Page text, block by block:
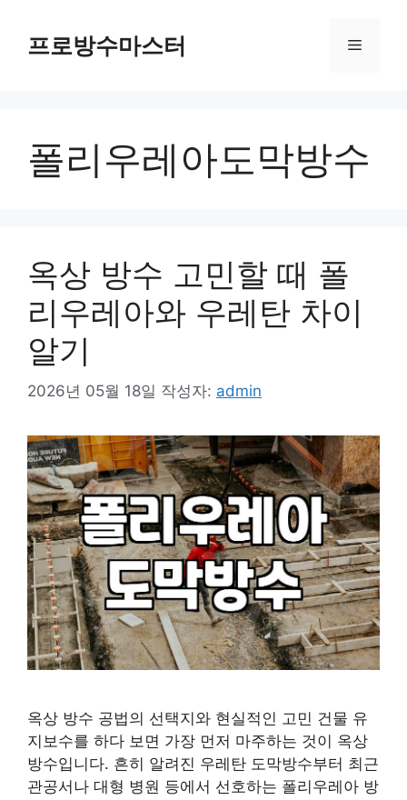
프로방수마스터 메
폴리우레아도막방수
옥상 방수 고민할 때 폴
리우레아와 우레탄 차이
알기
2026년 05월 18일 작성자: admin
옥상 방수 공법의 선택지와 현실적인 고민 건물 유
지보수를 하다 보면 가장 먼저 마주하는 것이 옥상
방수입니다. 흔히 알려진 우레탄 도막방수부터 최근
관공서나 대형 병원 등에서 선호하는 폴리우레아 방